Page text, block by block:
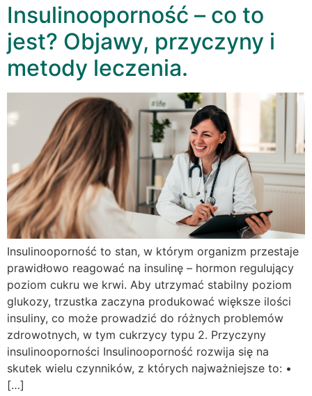
Insulinooporność – co to
jest? Objawy, przyczyny i
metody leczenia.
Insulinooporność to stan, w którym organizm przestaje
prawidłowo reagować na insulinę – hormon regulujący
poziom cukru we krwi. Aby utrzymać stabilny poziom
glukozy, trzustka zaczyna produkować większe ilości
insuliny, co może prowadzić do różnych problemów
zdrowotnych, w tym cukrzycy typu 2. Przyczyny
insulinooporności Insulinooporność rozwija się na
skutek wielu czynników, z których najważniejsze to: •
[…]